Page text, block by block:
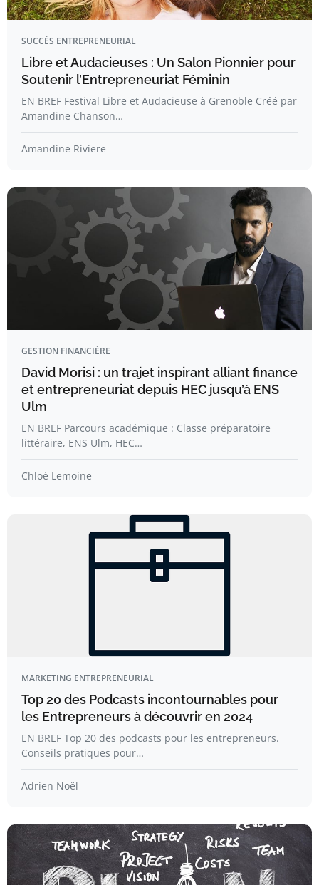
SUCCÈS ENTREPRENEURIAL
Libre et Audacieuses : Un Salon Pionnier pour
Soutenir l’Entrepreneuriat Féminin
EN BREF Festival Libre et Audacieuse à Grenoble Créé par
Amandine Chanson…
Amandine Riviere
GESTION FINANCIÈRE
David Morisi : un trajet inspirant alliant finance
et entrepreneuriat depuis HEC jusqu’à ENS
Ulm
EN BREF Parcours académique : Classe préparatoire
littéraire, ENS Ulm, HEC…
Chloé Lemoine
MARKETING ENTREPRENEURIAL
Top 20 des Podcasts incontournables pour
les Entrepreneurs à découvrir en 2024
EN BREF Top 20 des podcasts pour les entrepreneurs.
Conseils pratiques pour…
Adrien Noël